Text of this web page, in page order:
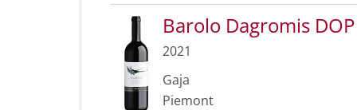
Barolo Dagromis DOP
2021
Gaja
Piemont